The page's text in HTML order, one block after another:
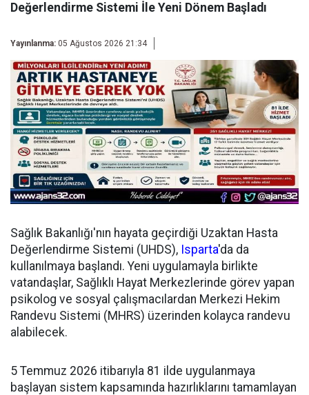
Değerlendirme Sistemi İle Yeni Dönem Başladı
Yayınlanma: 05 Ağustos 2026 21:34
Sağlık Bakanlığı'nın hayata geçirdiği Uzaktan Hasta
Değerlendirme Sistemi (UHDS), Isparta'da da
kullanılmaya başlandı. Yeni uygulamayla birlikte
vatandaşlar, Sağlıklı Hayat Merkezlerinde görev yapan
psikolog ve sosyal çalışmacılardan Merkezi Hekim
Randevu Sistemi (MHRS) üzerinden kolayca randevu
alabilecek.
5 Temmuz 2026 itibarıyla 81 ilde uygulanmaya
başlayan sistem kapsamında hazırlıklarını tamamlayan